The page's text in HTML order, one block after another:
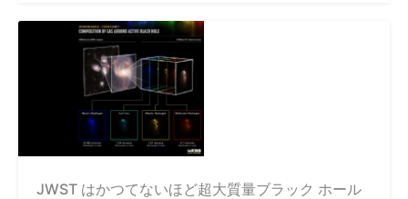
JWST はかつてないほど超大質量ブラック ホール